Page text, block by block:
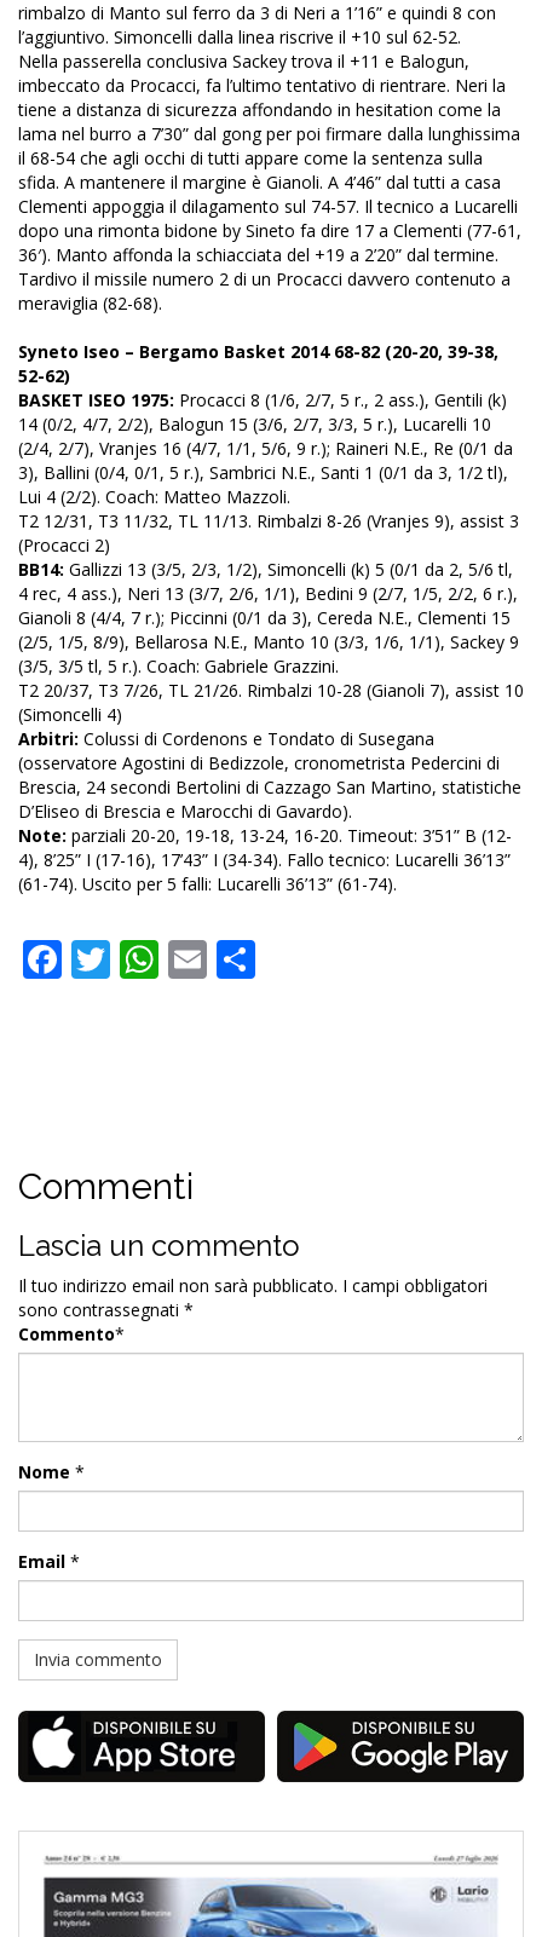
rimbalzo di Manto sul ferro da 3 di Neri a 1’16” e quindi 8 con
l’aggiuntivo. Simoncelli dalla linea riscrive il +10 sul 62-52.
Nella passerella conclusiva Sackey trova il +11 e Balogun,
imbeccato da Procacci, fa l’ultimo tentativo di rientrare. Neri la
tiene a distanza di sicurezza affondando in hesitation come la
lama nel burro a 7’30” dal gong per poi firmare dalla lunghissima
il 68-54 che agli occhi di tutti appare come la sentenza sulla
sfida. A mantenere il margine è Gianoli. A 4’46” dal tutti a casa
Clementi appoggia il dilagamento sul 74-57. Il tecnico a Lucarelli
dopo una rimonta bidone by Sineto fa dire 17 a Clementi (77-61,
36′). Manto affonda la schiacciata del +19 a 2’20” dal termine.
Tardivo il missile numero 2 di un Procacci davvero contenuto a
meraviglia (82-68).
Syneto Iseo – Bergamo Basket 2014 68-82 (20-20, 39-38,
52-62)
BASKET ISEO 1975: Procacci 8 (1/6, 2/7, 5 r., 2 ass.), Gentili (k)
14 (0/2, 4/7, 2/2), Balogun 15 (3/6, 2/7, 3/3, 5 r.), Lucarelli 10
(2/4, 2/7), Vranjes 16 (4/7, 1/1, 5/6, 9 r.); Raineri N.E., Re (0/1 da
3), Ballini (0/4, 0/1, 5 r.), Sambrici N.E., Santi 1 (0/1 da 3, 1/2 tl),
Lui 4 (2/2). Coach: Matteo Mazzoli.
T2 12/31, T3 11/32, TL 11/13. Rimbalzi 8-26 (Vranjes 9), assist 3
(Procacci 2)
BB14: Gallizzi 13 (3/5, 2/3, 1/2), Simoncelli (k) 5 (0/1 da 2, 5/6 tl,
4 rec, 4 ass.), Neri 13 (3/7, 2/6, 1/1), Bedini 9 (2/7, 1/5, 2/2, 6 r.),
Gianoli 8 (4/4, 7 r.); Piccinni (0/1 da 3), Cereda N.E., Clementi 15
(2/5, 1/5, 8/9), Bellarosa N.E., Manto 10 (3/3, 1/6, 1/1), Sackey 9
(3/5, 3/5 tl, 5 r.). Coach: Gabriele Grazzini.
T2 20/37, T3 7/26, TL 21/26. Rimbalzi 10-28 (Gianoli 7), assist 10
(Simoncelli 4)
Arbitri: Colussi di Cordenons e Tondato di Susegana
(osservatore Agostini di Bedizzole, cronometrista Pedercini di
Brescia, 24 secondi Bertolini di Cazzago San Martino, statistiche
D’Eliseo di Brescia e Marocchi di Gavardo).
Note: parziali 20-20, 19-18, 13-24, 16-20. Timeout: 3’51” B (12-
4), 8’25” I (17-16), 17’43” I (34-34). Fallo tecnico: Lucarelli 36’13”
(61-74). Uscito per 5 falli: Lucarelli 36’13” (61-74).
Facebook
Twitter
WhatsApp
Email
Commenti
Lascia un commento
Il tuo indirizzo email non sarà pubblicato. I campi obbligatori
sono contrassegnati *
Commento*
Nome *
Email *